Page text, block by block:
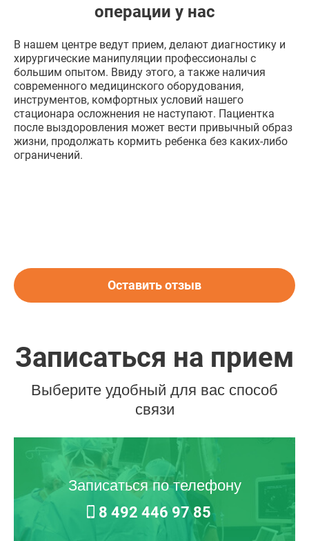
операции у нас
В нашем центре ведут прием, делают диагностику и
хирургические манипуляции профессионалы с
большим опытом. Ввиду этого, а также наличия
современного медицинского оборудования,
инструментов, комфортных условий нашего
стационара осложнения не наступают. Пациентка
после выздоровления может вести привычный образ
жизни, продолжать кормить ребенка без каких-либо
ограничений.
Оставить отзыв
Записаться на прием
Выберите удобный для вас способ
связи
Записаться по телефону
8 492 446 97 85